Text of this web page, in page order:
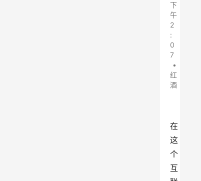
下
午
2
:
0
7
•
红
酒
在
这
个
互